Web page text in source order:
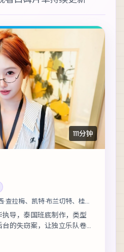
111分钟
查拉梅、凯特·布兰切特、桂纶
执导，泰国班底制作，类型
的失窃案，让独立乐队卷
表演层次丰富。美术与...